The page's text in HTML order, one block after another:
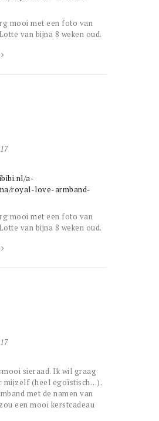
mooi met een foto van
van bijna 8 weken oud.
a-
royal-love-armband-
mooi met een foto van
van bijna 8 weken oud.
sieraad. Ik wil graag
mijzelf (heel egoïstisch…).
met de namen van
een mooi kerstcadeau